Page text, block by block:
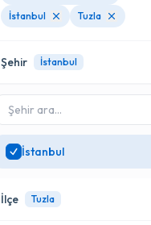
İstanbul
Tuzla
Şehir İstanbul
İstanbul
İlçe Tuzla